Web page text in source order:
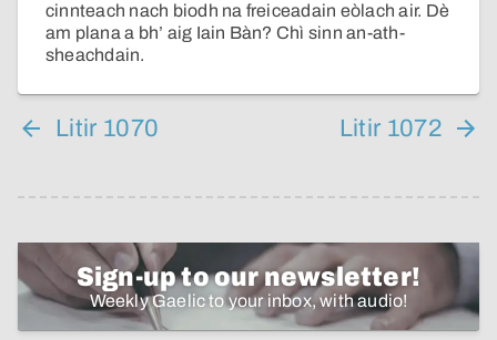
cinnteach nach biodh na freiceadain eòlach air. Dè
am plana a bh’ aig Iain Bàn? Chì sinn an-ath-
sheachdain.
Litir 1070 Litir 1072
Sign-up to our newsletter!
Weekly Gaelic to your inbox, with audio!